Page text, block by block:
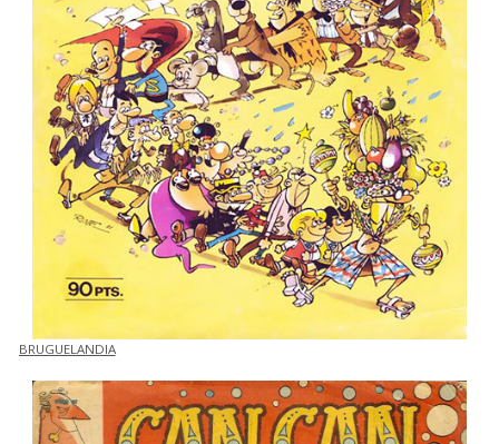
BRUGUELANDIA